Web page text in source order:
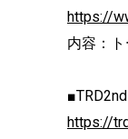
https://
内容：ト
https://